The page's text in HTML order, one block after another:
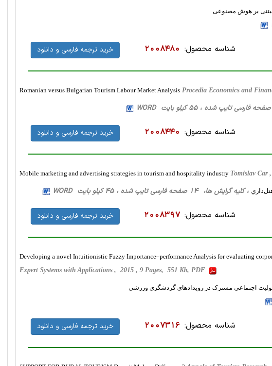
بر هوش مصنوعی
شناسه محصول: 2008480 خرید ترجمه فارسی و دانلود
Romanian versus Bulgarian Tourism Labour Market Analysis Procedia Economics and
شناسه محصول: 2008440 خرید ترجمه فارسی و دانلود
Mobile marketing and advertising strategies in tourism and hospitality industry Tomislav Car
، کلیه گرایش ها، 14 صفحه فارسی تایپ شده ، 45 کیلو بایت WORD
شناسه محصول: 2008397 خرید ترجمه فارسی و دانلود
Developing a novel Intuitionistic Fuzzy Importance–performance Analysis for evaluating
Expert Systems with Applications , 2015 , 9 Pages, 551 Kb, PDF
اجتماعی مشترک در رویدادهای گردشگری ورزشی
شناسه محصول: 2007316 خرید ترجمه فارسی و دانلود